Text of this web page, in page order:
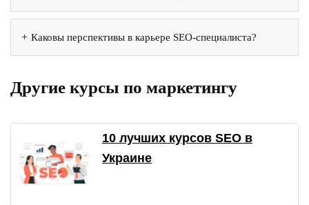
Каковы перспективы в карьере SEO-специалиста?
Другие курсы по маркетингу
10 лучших курсов SEO в
Украине